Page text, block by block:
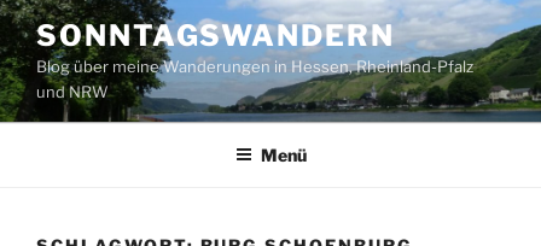
Zum
Inhalt
springen
SONNTAGSWANDERN
Blog über meine Wanderungen in Hessen, Rheinland-Pfalz
und NRW
Menü